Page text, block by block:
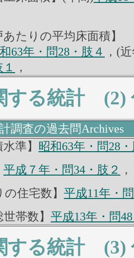
あたりの平均床面積】
63年・問28・肢４
，(
，
する統計 (2)
調査の過去問Archives
準】 昭和63年・問28
平成７年・問34・肢２
の住宅数】 平成11年・
帯数】 平成13年・問
する統計 (3)